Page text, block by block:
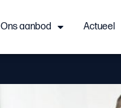
Ons aanbod Actueel